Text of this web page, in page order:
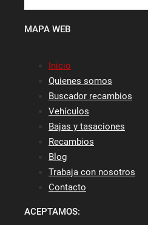
MAPA WEB
Inicio
Quienes somos
Buscador recambios
Vehículos
Bajas y tasaciones
Recambios
Blog
Trabaja con nosotros
Contacto
ACEPTAMOS: